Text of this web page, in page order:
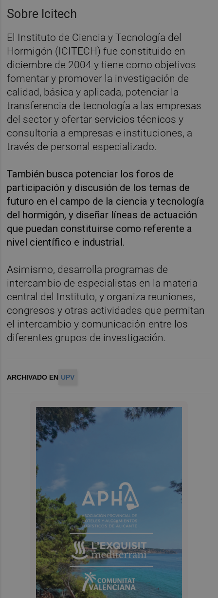
Sobre Icitech
El Instituto de Ciencia y Tecnología del
Hormigón (ICITECH) fue constituido en
diciembre de 2004 y tiene como objetivos
fomentar y promover la investigación de
calidad, básica y aplicada, potenciar la
transferencia de tecnología a las empresas
del sector y ofertar servicios técnicos y
consultoría a empresas e instituciones, a
través de personal especializado.
También busca potenciar los foros de
participación y discusión de los temas de
futuro en el campo de la ciencia y tecnología
del hormigón, y diseñar líneas de actuación
que puedan constituirse como referente a
nivel científico e industrial.
Asimismo, desarrolla programas de
intercambio de especialistas en la materia
central del Instituto, y organiza reuniones,
congresos y otras actividades que permitan
el intercambio y comunicación entre los
diferentes grupos de investigación.
ARCHIVADO EN UPV